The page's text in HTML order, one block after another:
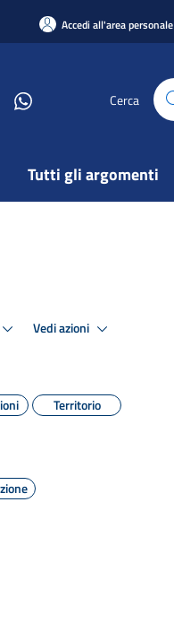
Accedi all'area personale
Cerca
Tutti gli argomenti
Vedi azioni
Territorio